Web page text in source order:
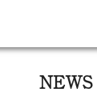
NEWS